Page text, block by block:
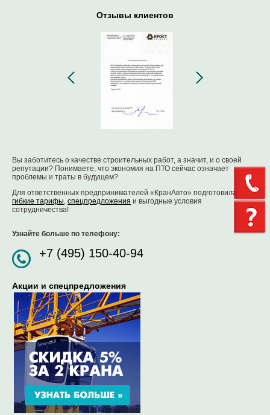
Акции и спецпредложения
Отзывы клиентов
Вы заботитесь о качестве строительных работ, а значит, и о своей
репутации? Понимаете, что экономия на ПТО сейчас означает
проблемы и траты в будущем?
Для ответственных предпринимателей «КранАвто» подготовила
гибкие тарифы спецпредложения и выгодные условия
сотрудничества!
Узнайте больше по телефону:
+7 (495) 150-40-94